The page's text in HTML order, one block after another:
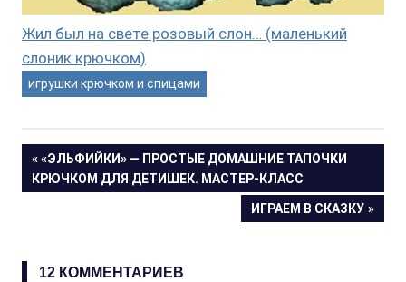
Жил был на свете розовый слон… (маленький
слоник крючком)
игрушки крючком и спицами
Навигация
ПРЕДЫДУЩАЯ
ЗАПИСЬ:
«ЭЛЬФИЙКИ» — ПРОСТЫЕ ДОМАШНИЕ ТАПОЧКИ
КРЮЧКОМ ДЛЯ ДЕТИШЕК. МАСТЕР-КЛАСС
СЛЕДУЮЩАЯ
ИГРАЕМ В СКАЗКУ
12 КОММЕНТАРИЕВ